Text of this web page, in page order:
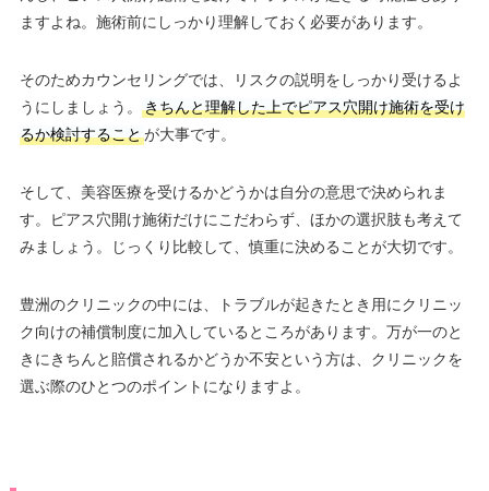
ますよね。施術前にしっかり理解しておく必要があります。
そのためカウンセリングでは、リスクの説明をしっかり受けるよ
うにしましょう。
きちんと理解した上でピアス穴開け施術を受け
るか検討することが大事です。
そして、美容医療を受けるかどうかは自分の意思で決められま
す。ピアス穴開け施術だけにこだわらず、ほかの選択肢も考えて
みましょう。じっくり比較して、慎重に決めることが大切です。
豊洲のクリニックの中には、トラブルが起きたとき用にクリニッ
ク向けの補償制度に加入しているところがあります。万が一のと
きにきちんと賠償されるかどうか不安という方は、クリニックを
選ぶ際のひとつのポイントになりますよ。